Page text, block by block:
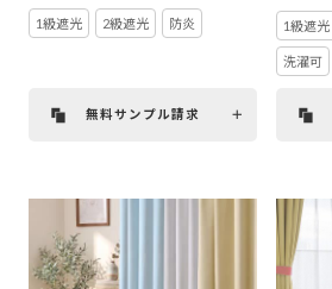
1級遮光 2級遮光 防炎
無料サンプル請求
1級遮光
洗濯可